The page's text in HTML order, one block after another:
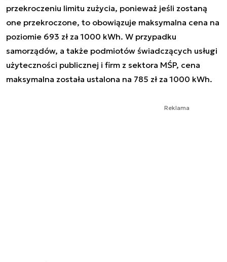
przekroczeniu limitu zużycia, ponieważ jeśli zostaną
one przekroczone, to obowiązuje maksymalna cena na
poziomie 693 zł za 1000 kWh. W przypadku
samorządów, a także podmiotów świadczących usługi
użyteczności publicznej i firm z sektora MŚP, cena
maksymalna została ustalona na 785 zł za 1000 kWh.
Reklama